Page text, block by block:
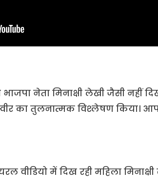
नेता मिनाक्षी लेखी जैसी नहीं
का तुलनात्मक विश्लेषण किया।
वीडियो में दिख रही महिला